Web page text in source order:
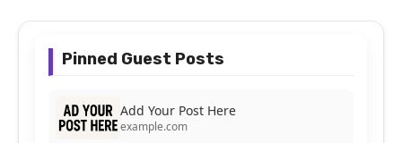
Pinned Guest Posts
Add Your Post Here
example.com